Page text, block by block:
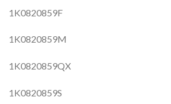
1K0820859F
1K0820859M
1K0820859QX
1K0820859S